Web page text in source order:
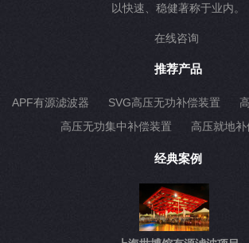
以快速、稳健著称于业内。
在线咨询
推荐产品
APF有源滤波器 SVG高压无功补偿装置
高压无功集中补偿装置
高压就地补
经典案例